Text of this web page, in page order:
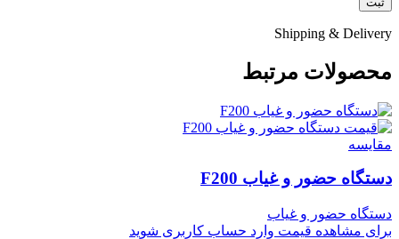
Shipping & Delivery
محصولات مرتبط
مقایسه
دستگاه حضور و غیاب F200
دستگاه حضور و غیاب
برای مشاهده قیمت وارد حساب کاربری شوید